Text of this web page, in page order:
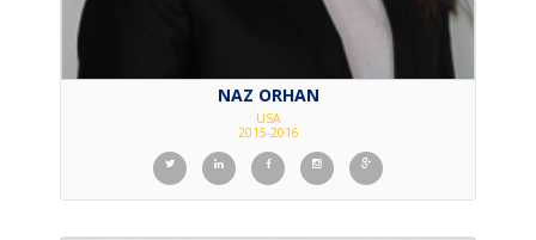
NAZ ORHAN
USA
2015-2016